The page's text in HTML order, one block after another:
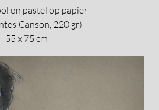
en pastel op papier
Canson, 220 gr)
55 x 75 cm